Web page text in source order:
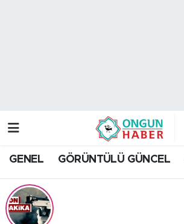
GENEL GÖRÜNTÜLÜ GÜNCEL
Trafik Durumu
Tüm Manşetler